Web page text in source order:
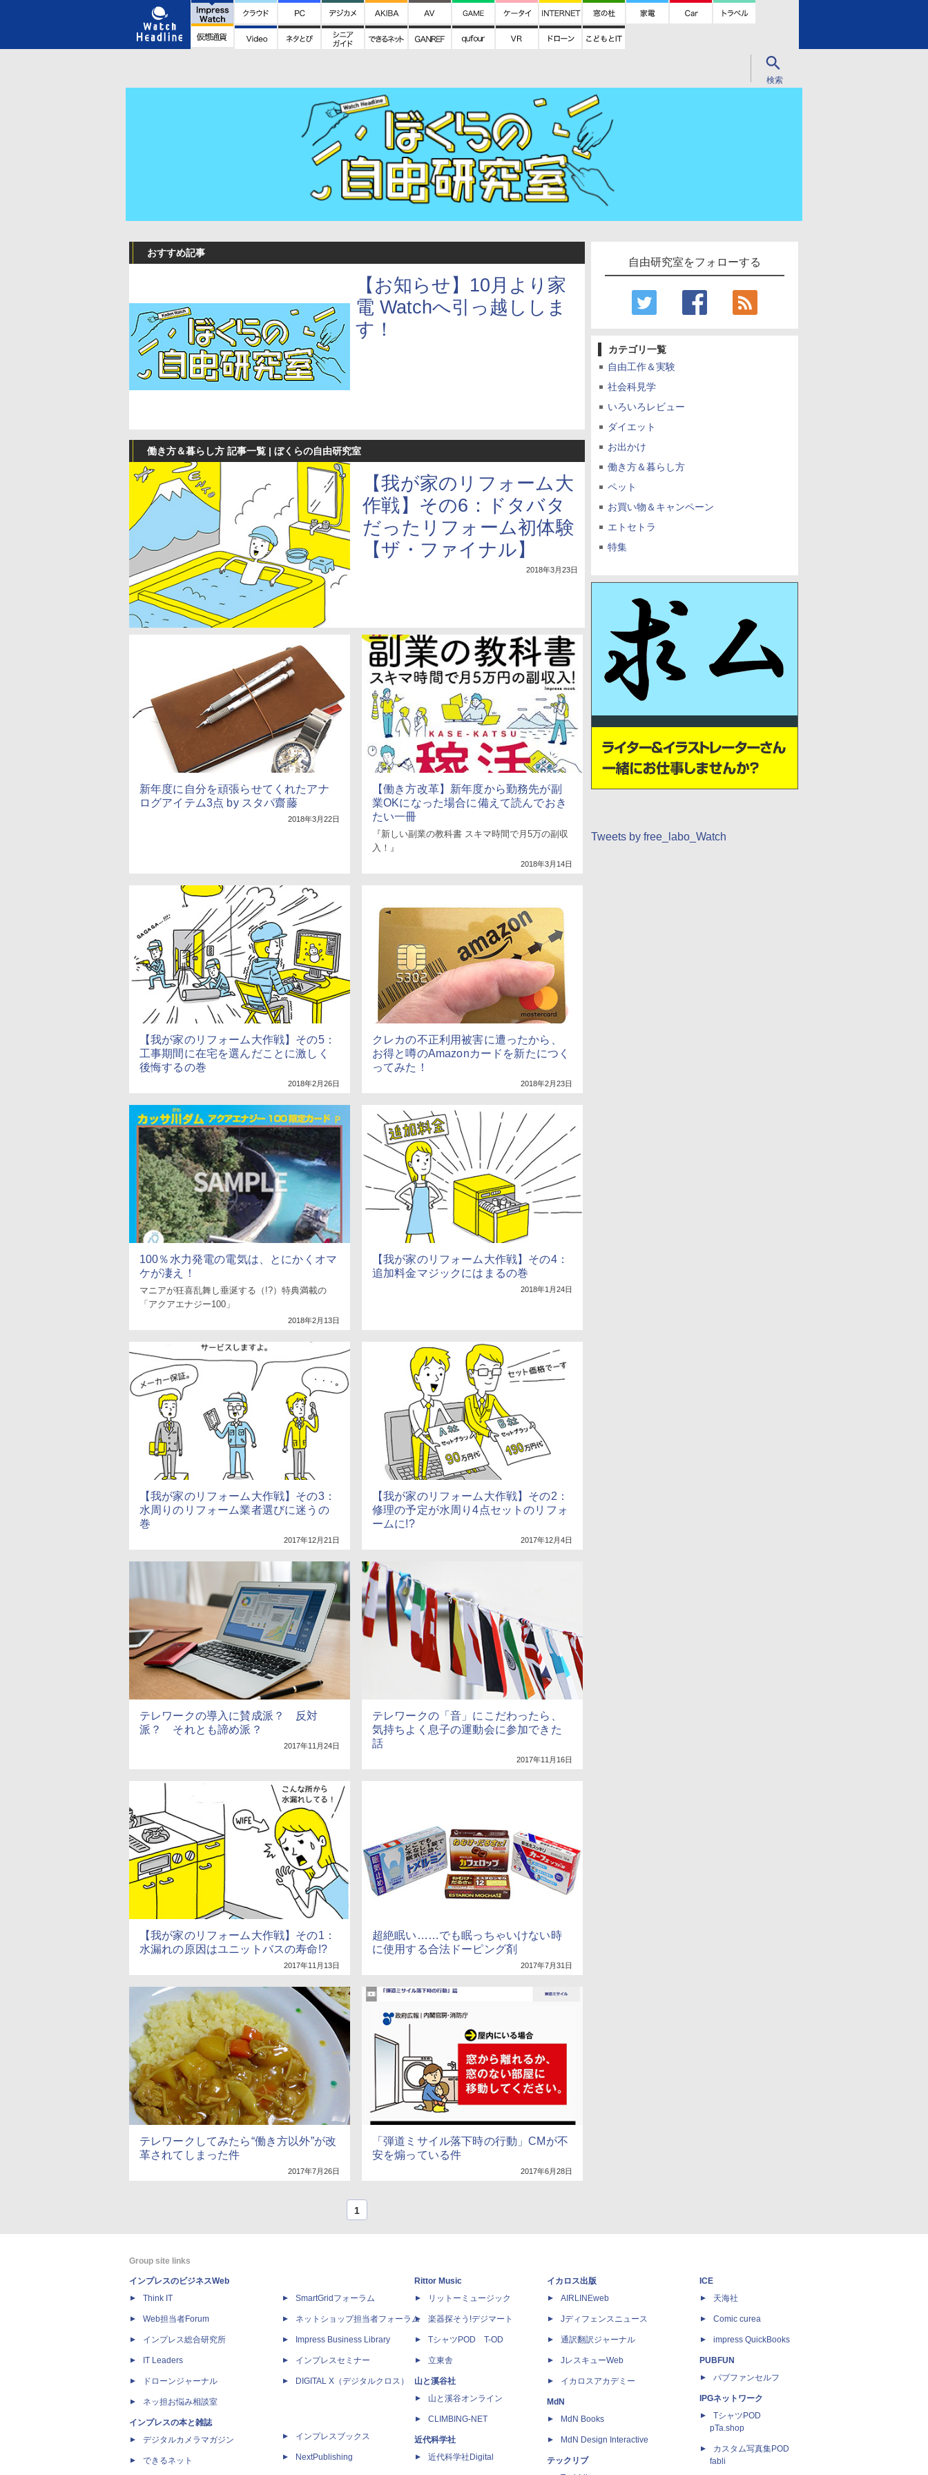
検索
自由研究室をフォローする
カテゴリ一覧
自由工作＆実験
社会科見学
いろいろレビュー
ダイエット
お出かけ
働き方＆暮らし方
ペット
お買い物＆キャンペーン
エトセトラ
特集
Tweets by free_labo_Watch
おすすめ記事
【お知らせ】10月より家
電 Watchへ引っ越ししま
す！
働き方＆暮らし方 記事一覧 | ぼくらの自由研究室
【我が家のリフォーム大
作戦】その6：ドタバタ
だったリフォーム初体験
【ザ・ファイナル】
2018年3月23日
新年度に自分を頑張らせてくれたアナ
ログアイテム3点 by スタパ齋藤
2018年3月22日
【働き方改革】新年度から勤務先が副
業OKになった場合に備えて読んでおき
たい一冊
『新しい副業の教科書 スキマ時間で月5万の副収
入！』
2018年3月14日
【我が家のリフォーム大作戦】その5：
工事期間に在宅を選んだことに激しく
後悔するの巻
2018年2月26日
クレカの不正利用被害に遭ったから、
お得と噂のAmazonカードを新たにつく
ってみた！
2018年2月23日
100％水力発電の電気は、とにかくオマ
ケが凄え！
マニアが狂喜乱舞し垂涎する（!?）特典満載の
「アクアエナジー100」
2018年2月13日
【我が家のリフォーム大作戦】その4：
追加料金マジックにはまるの巻
2018年1月24日
【我が家のリフォーム大作戦】その3：
水周りのリフォーム業者選びに迷うの
巻
2017年12月21日
【我が家のリフォーム大作戦】その2：
修理の予定が水周り4点セットのリフォ
ームに!?
2017年12月4日
テレワークの導入に賛成派？ 反対
派？ それとも諦め派？
2017年11月24日
テレワークの「音」にこだわったら、
気持ちよく息子の運動会に参加できた
話
2017年11月16日
【我が家のリフォーム大作戦】その1：
水漏れの原因はユニットバスの寿命!?
2017年11月13日
超絶眠い……でも眠っちゃいけない時
に使用する合法ドーピング剤
2017年7月31日
テレワークしてみたら“働き方以外”が改
革されてしまった件
2017年7月26日
「弾道ミサイル落下時の行動」CMが不
安を煽っている件
2017年6月28日
1
Group site links
インプレスのビジネスWeb
Think IT
Web担当者Forum
インプレス総合研究所
IT Leaders
ドローンジャーナル
ネッ担お悩み相談室
インプレスの本と雑誌
デジタルカメラマガジン
できるネット
SmartGridフォーラム
ネットショップ担当者フォーラム
Impress Business Library
インプレスセミナー
DIGITAL X（デジタルクロス）
インプレスブックス
NextPublishing
Rittor Music
リットーミュージック
楽器探そう!デジマート
TシャツPOD T-OD
立東舎
山と溪谷社
山と溪谷オンライン
CLIMBING-NET
近代科学社
近代科学社Digital
イカロス出版
AIRLINEweb
Jディフェンスニュース
通訳翻訳ジャーナル
JレスキューWeb
イカロスアカデミー
MdN
MdN Books
MdN Design Interactive
テックリブ
ICE
天海社
Comic curea
impress QuickBooks
PUBFUN
パブファンセルフ
IPGネットワーク
TシャツPOD
pTa.shop
カスタム写真集POD
fabli